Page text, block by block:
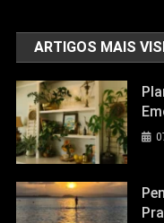
ARTIGOS MAIS